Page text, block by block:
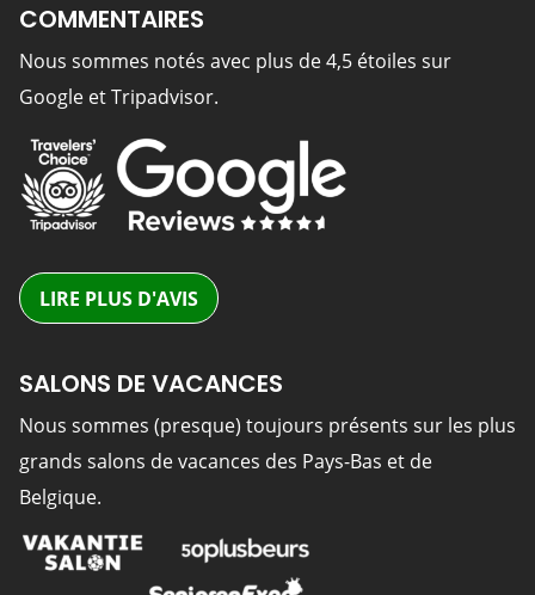
COMMENTAIRES
Nous sommes notés avec plus de 4,5 étoiles sur
Google et Tripadvisor.
LIRE PLUS D'AVIS
SALONS DE VACANCES
Nous sommes (presque) toujours présents sur les plus
grands salons de vacances des Pays-Bas et de
Belgique.